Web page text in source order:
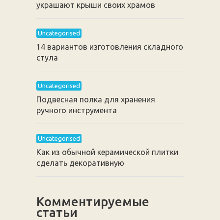
украшают крыши своих храмов
Uncategorised
14 вариантов изготовления складного
стула
Uncategorised
Подвесная полка для хранения
ручного инструмента
Uncategorised
Как из обычной керамической плитки
сделать декоративную
Комментируемые
статьи